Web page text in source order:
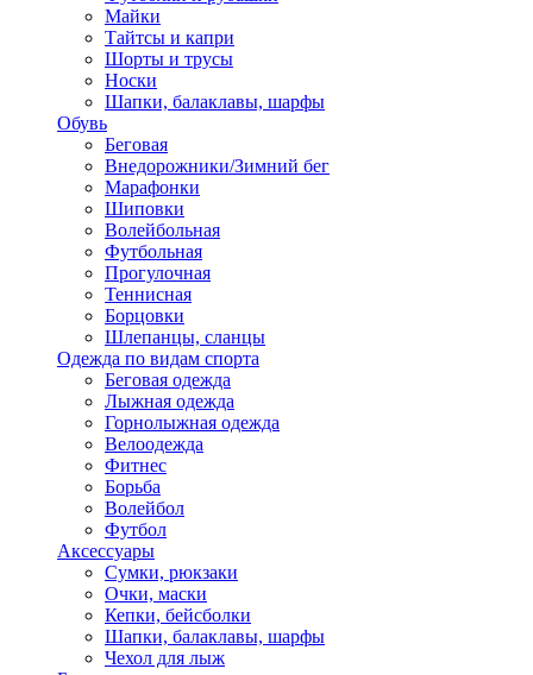
Майки
Тайтсы и капри
Шорты и трусы
Носки
Шапки, балаклавы, шарфы
Обувь
Беговая
Внедорожники/Зимний бег
Марафонки
Шиповки
Волейбольная
Футбольная
Прогулочная
Теннисная
Борцовки
Шлепанцы, сланцы
Одежда по видам спорта
Беговая одежда
Лыжная одежда
Горнолыжная одежда
Велоодежда
Фитнес
Борьба
Волейбол
Футбол
Аксессуары
Сумки, рюкзаки
Очки, маски
Кепки, бейсболки
Шапки, балаклавы, шарфы
Чехол для лыж